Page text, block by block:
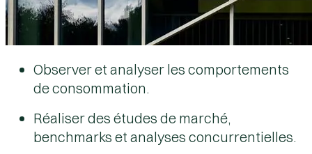
Observer et analyser les comportements
de consommation.
Réaliser des études de marché,
benchmarks et analyses concurrentielles.